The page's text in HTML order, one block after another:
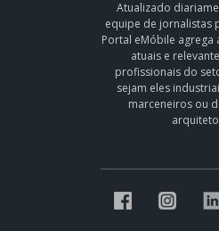
Atualizado
equipe de jornalistas
Portal eMóbile agrega
atuais e
profissionais do
sejam eles
marceneiros ou